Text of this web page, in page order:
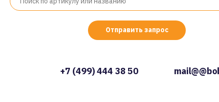
Отправить запрос
+7 (499) 444 38 50